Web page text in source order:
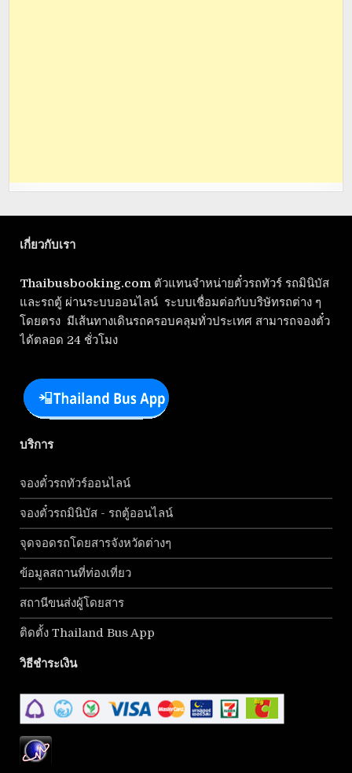
เกี่ยวกับเรา
Thaibusbooking.com ตัวแทนจำหน่ายตั๋วรถทัวร์ รถมินิบัส
และรถตู้ ผ่านระบบออนไลน์ ระบบเชื่อมต่อกับบริษัทรถต่าง ๆ
โดยตรง มีเส้นทางเดินรถครอบคลุมทั่วประเทศ สามารถจองตั๋ว
ได้ตลอด 24 ชั่วโมง
บริการ
จองตั๋วรถทัวร์ออนไลน์
จองตั๋วรถมินิบัส - รถตู้ออนไลน์
จุดจอดรถโดยสารจังหวัดต่างๆ
ข้อมูลสถานที่ท่องเที่ยว
สถานีขนส่งผู้โดยสาร
ติดตั้ง Thailand Bus App
วิธีชำระเงิน